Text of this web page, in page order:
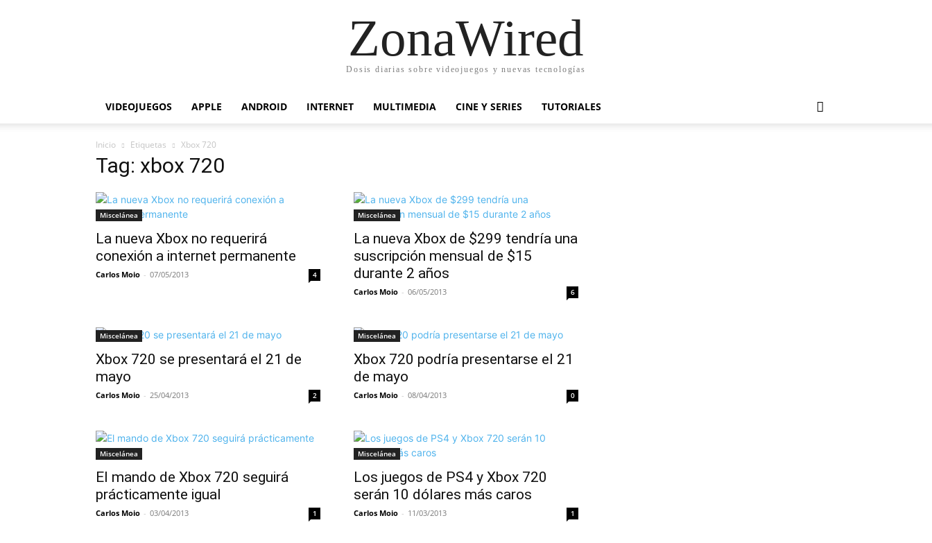
ZonaWired
Dosis diarias sobre videojuegos y nuevas tecnologías
VIDEOJUEGOS APPLE ANDROID INTERNET MULTIMEDIA CINE Y SERIES TUTORIALES
Inicio Etiquetas Xbox 720
Tag: xbox 720
Miscelánea
La nueva Xbox no requerirá
conexión a internet permanente
Carlos Moio - 07/05/2013 4
Miscelánea
La nueva Xbox de $299 tendría una
suscripción mensual de $15
durante 2 años
Carlos Moio - 06/05/2013 6
Miscelánea
Xbox 720 se presentará el 21 de
mayo
Carlos Moio - 25/04/2013 2
Miscelánea
Xbox 720 podría presentarse el 21
de mayo
Carlos Moio - 08/04/2013 0
Miscelánea
El mando de Xbox 720 seguirá
prácticamente igual
Carlos Moio - 03/04/2013 1
Miscelánea
Los juegos de PS4 y Xbox 720
serán 10 dólares más caros
Carlos Moio - 11/03/2013 1